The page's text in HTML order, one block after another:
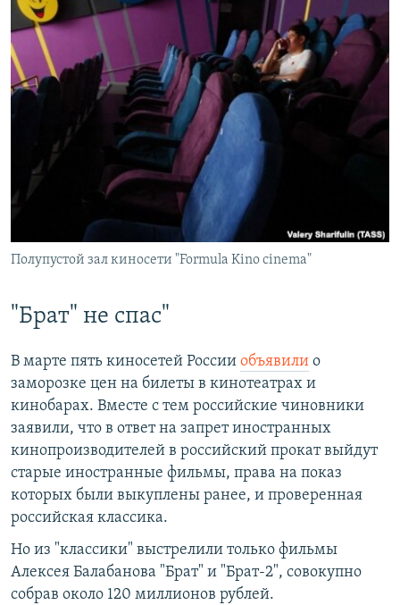
Полупустой зал киносети "Formula Kino cinema"
"Брат" не спас"
В марте пять киносетей России объявили о
заморозке цен на билеты в кинотеатрах и
кинобарах. Вместе с тем российские чиновники
заявили, что в ответ на запрет иностранных
кинопроизводителей в российский прокат выйдут
старые иностранные фильмы, права на показ
которых были выкуплены ранее, и проверенная
российская классика.
Но из "классики" выстрелили только фильмы
Алексея Балабанова "Брат" и "Брат-2", совокупно
собрав около 120 миллионов рублей.